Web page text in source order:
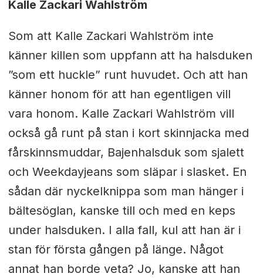
Kalle Zackari Wahlström
Som att Kalle Zackari Wahlström inte
känner killen som uppfann att ha halsduken
”som ett huckle” runt huvudet. Och att han
känner honom för att han egentligen vill
vara honom. Kalle Zackari Wahlström vill
också gå runt på stan i kort skinnjacka med
fårskinnsmuddar, Bajenhalsduk som sjalett
och Weekdayjeans som släpar i slasket. En
sådan där nyckelknippa som man hänger i
bältesöglan, kanske till och med en keps
under halsduken. I alla fall, kul att han är i
stan för första gången på länge. Något
annat han borde veta? Jo, kanske att han